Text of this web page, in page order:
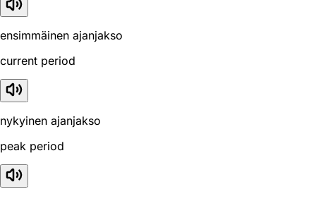
ensimmäinen ajanjakso
current period
nykyinen ajanjakso
peak period